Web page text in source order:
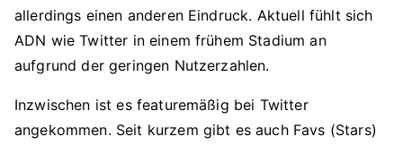
allerdings einen anderen Eindruck. Aktuell fühlt sich
ADN wie Twitter in einem frühem Stadium an
aufgrund der geringen Nutzerzahlen.
Inzwischen ist es featuremäßig bei Twitter
angekommen. Seit kurzem gibt es auch Favs (Stars)